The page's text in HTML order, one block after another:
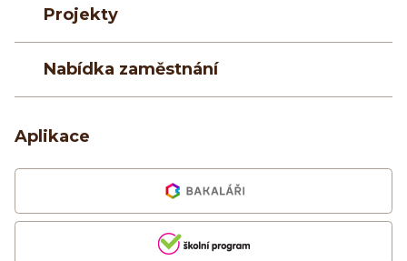
Projekty
Nabídka zaměstnání
Aplikace